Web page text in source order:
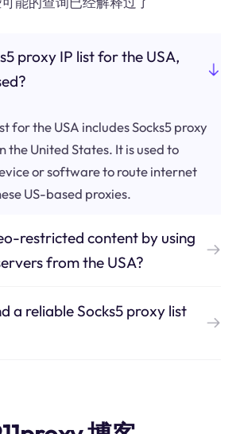
proxy IP list for the USA,
for the USA includes Socks5 proxy
the United States. It is used to
or software to route internet
US-based proxies.
restricted content by using
from the USA?
a reliable Socks5 proxy list